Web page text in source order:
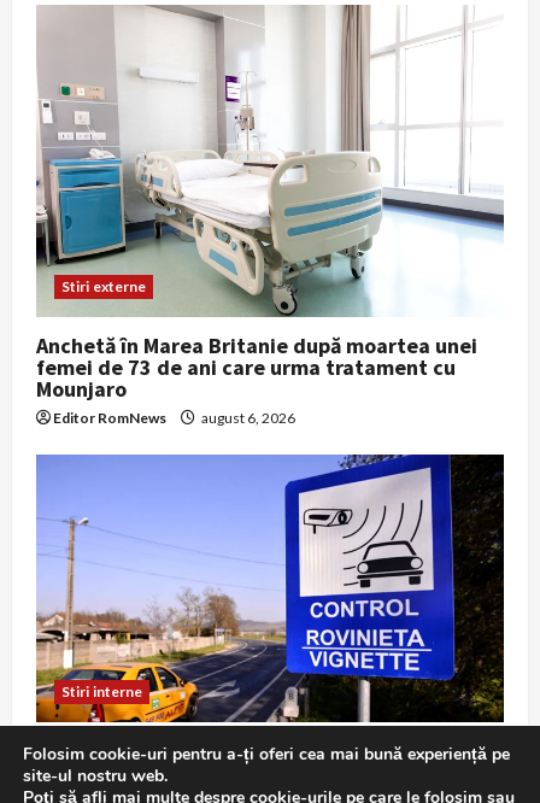
Stiri externe
Anchetă în Marea Britanie după moartea unei
femei de 73 de ani care urma tratament cu
Mounjaro
Editor RomNews august 6, 2026
Stiri interne
Atenție, șoferi: roviniete vândute cu adaosuri
mari pe un portal din Ungaria, avertizează
CNAIR
Folosim cookie-uri pentru a-ți oferi cea mai bună experiență pe
site-ul nostru web.
Poți să afli mai multe despre cookie-urile pe care le folosim sau